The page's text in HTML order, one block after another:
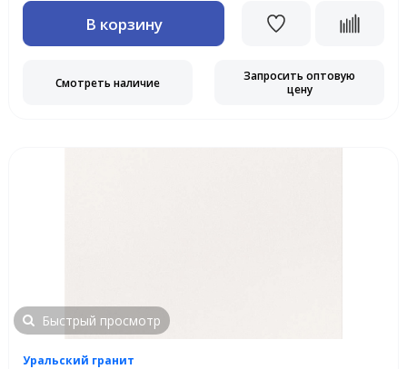
В корзину
Смотреть наличие
Запросить оптовую
цену
Быстрый просмотр
Уральский гранит